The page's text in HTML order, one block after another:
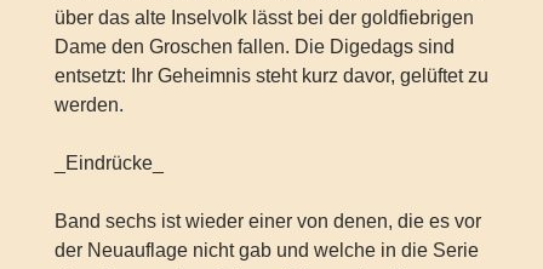
über das alte Inselvolk lässt bei der goldfiebrigen
Dame den Groschen fallen. Die Digedags sind
entsetzt: Ihr Geheimnis steht kurz davor, gelüftet zu
werden.
_Eindrücke_
Band sechs ist wieder einer von denen, die es vor
der Neuauflage nicht gab und welche in die Serie